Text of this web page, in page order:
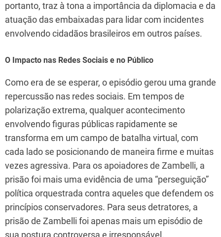
portanto, traz à tona a importância da diplomacia e da
atuação das embaixadas para lidar com incidentes
envolvendo cidadãos brasileiros em outros países.
O Impacto nas Redes Sociais e no Público
Como era de se esperar, o episódio gerou uma grande
repercussão nas redes sociais. Em tempos de
polarização extrema, qualquer acontecimento
envolvendo figuras públicas rapidamente se
transforma em um campo de batalha virtual, com
cada lado se posicionando de maneira firme e muitas
vezes agressiva. Para os apoiadores de Zambelli, a
prisão foi mais uma evidência de uma “perseguição”
política orquestrada contra aqueles que defendem os
princípios conservadores. Para seus detratores, a
prisão de Zambelli foi apenas mais um episódio de
sua postura controversa e irresponsável.